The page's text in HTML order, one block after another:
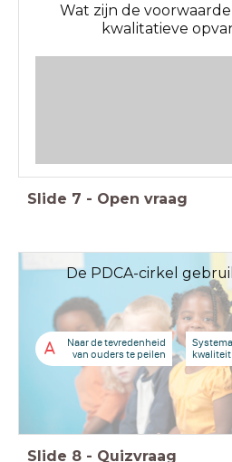
Wat zijn de
kwalitatieve
Slide 7 - Open vraag
De PDCA-cirkel
A
Naar de tevredenheid
van ouders te peilen
kwaliteit
Slide 8 - Quizvraag